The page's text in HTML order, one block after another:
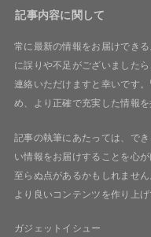
記事内容に関して
常に最新の情報をお届けでき
に誤りや不足がございました
連絡いただけますと幸いです
め、より正確で充実した情報
記事の執筆にあたっては、で
い情報をお届けすることを心
至らぬ点があるかもしれませ
より良いコンテンツを作り上
ガジェットイシュー